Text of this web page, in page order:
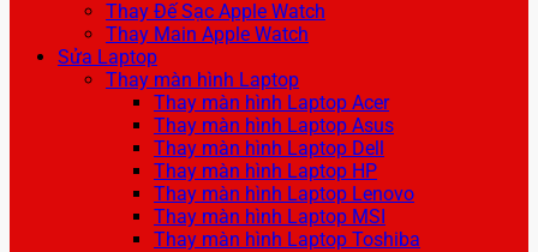
Thay Đế Sạc Apple Watch
Thay Main Apple Watch
Sửa Laptop
Thay màn hình Laptop
Thay màn hình Laptop Acer
Thay màn hình Laptop Asus
Thay màn hình Laptop Dell
Thay màn hình Laptop HP
Thay màn hình Laptop Lenovo
Thay màn hình Laptop MSI
Thay màn hình Laptop Toshiba